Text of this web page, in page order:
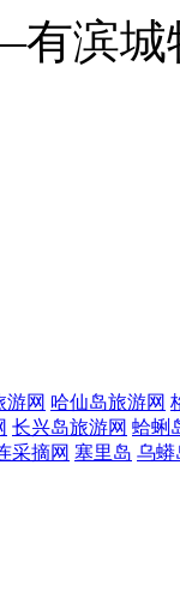
滨城
游网 哈仙岛旅游网
长兴岛旅游网 蛤蜊
采摘网 塞里岛 乌蟒